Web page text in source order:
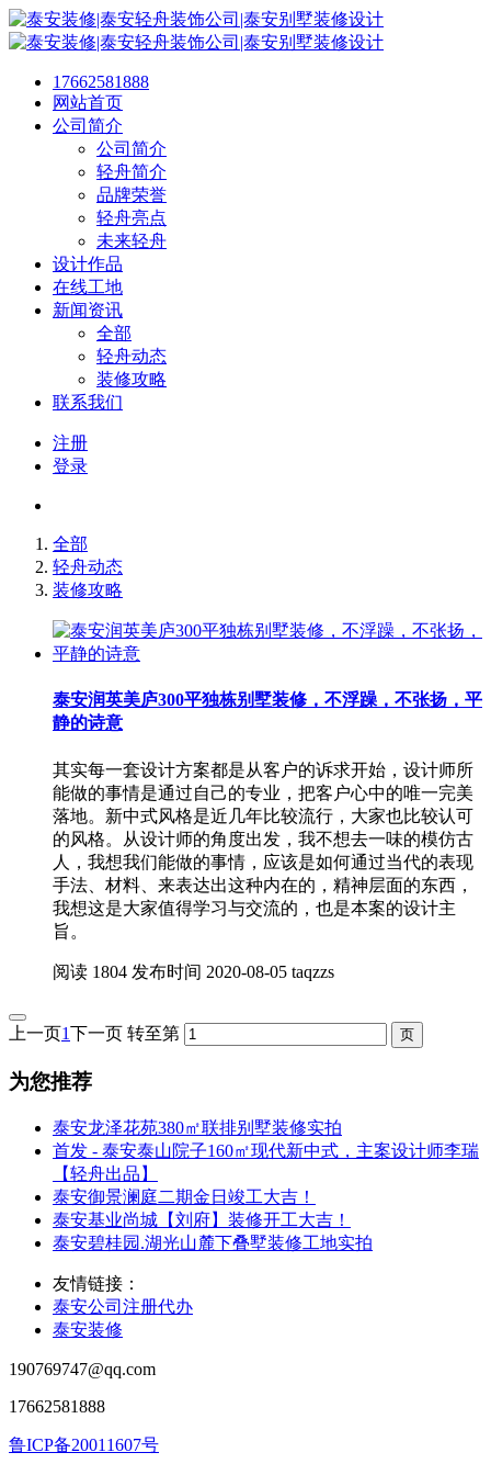
17662581888
网站首页
公司简介
公司简介
轻舟简介
品牌荣誉
轻舟亮点
未来轻舟
设计作品
在线工地
新闻资讯
全部
轻舟动态
装修攻略
联系我们
注册
登录
全部
轻舟动态
装修攻略
泰安润英美庐300平独栋别墅装修，不浮躁，不张扬，平
静的诗意
其实每一套设计方案都是从客户的诉求开始，设计师所
能做的事情是通过自己的专业，把客户心中的唯一完美
落地。新中式风格是近几年比较流行，大家也比较认可
的风格。从设计师的角度出发，我不想去一味的模仿古
人，我想我们能做的事情，应该是如何通过当代的表现
手法、材料、来表达出这种内在的，精神层面的东西，
我想这是大家值得学习与交流的，也是本案的设计主
旨。
阅读 1804 发布时间 2020-08-05 taqzzs
上一页1下一页 转至第
为您推荐
泰安龙泽花苑380㎡联排别墅装修实拍
首发 - 泰安泰山院子160㎡现代新中式，主案设计师李瑞
【轻舟出品】
泰安御景澜庭二期金日竣工大吉！
泰安基业尚城【刘府】装修开工大吉！
泰安碧桂园.湖光山麓下叠墅装修工地实拍
友情链接：
泰安公司注册代办
泰安装修
190769747@qq.com
17662581888
鲁ICP备20011607号